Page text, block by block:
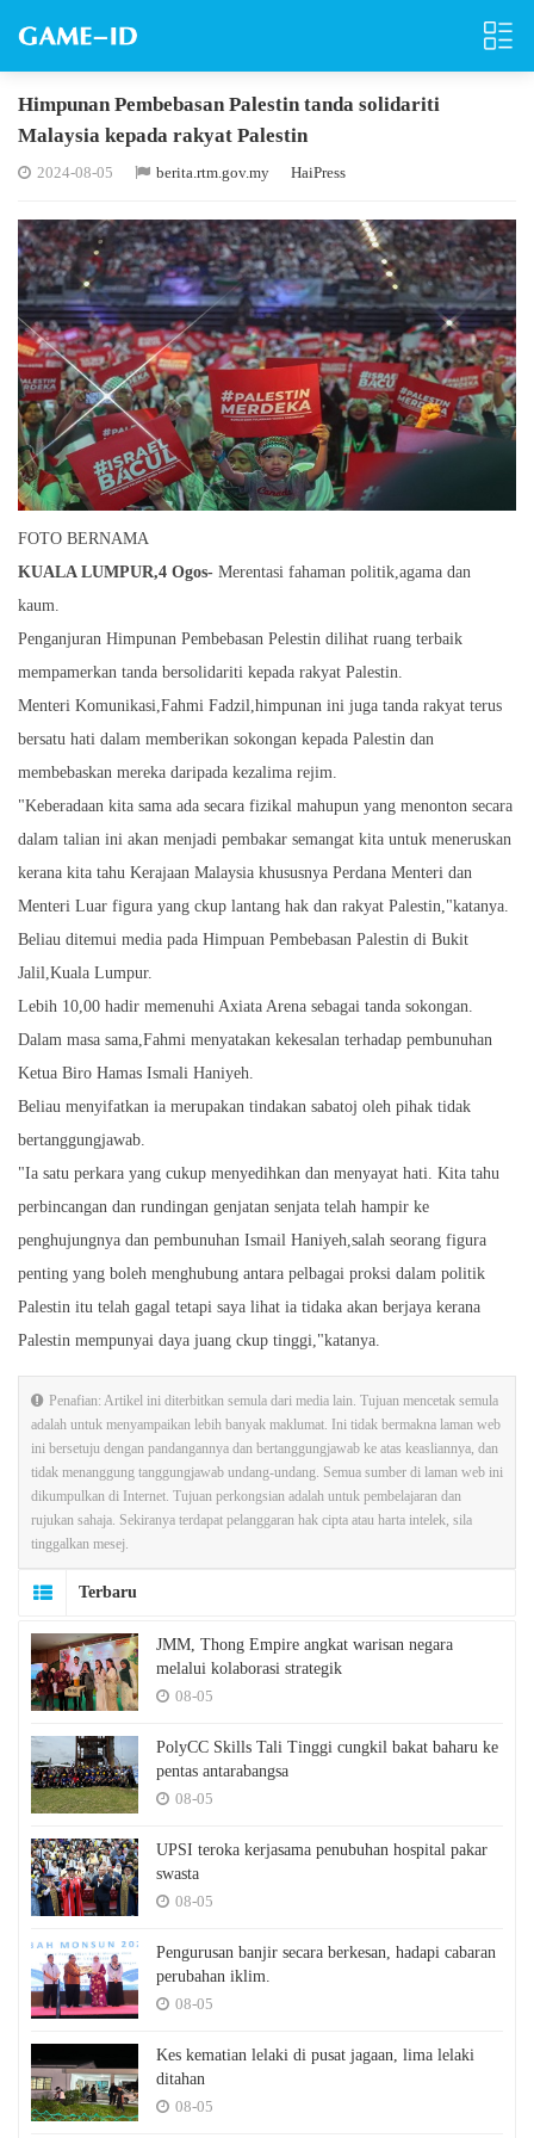
Himpunan Pembebasan Palestin tanda solidariti
Malaysia kepada rakyat Palestin
2024-08-05 berita.rtm.gov.my HaiPress
FOTO BERNAMA
KUALA LUMPUR,4 Ogos- Merentasi fahaman politik,agama dan
kaum.
Penganjuran Himpunan Pembebasan Pelestin dilihat ruang terbaik
mempamerkan tanda bersolidariti kepada rakyat Palestin.
Menteri Komunikasi,Fahmi Fadzil,himpunan ini juga tanda rakyat terus
bersatu hati dalam memberikan sokongan kepada Palestin dan
membebaskan mereka daripada kezalima rejim.
"Keberadaan kita sama ada secara fizikal mahupun yang menonton secara
dalam talian ini akan menjadi pembakar semangat kita untuk meneruskan
kerana kita tahu Kerajaan Malaysia khususnya Perdana Menteri dan
Menteri Luar figura yang ckup lantang hak dan rakyat Palestin,"katanya.
Beliau ditemui media pada Himpuan Pembebasan Palestin di Bukit
Jalil,Kuala Lumpur.
Lebih 10,00 hadir memenuhi Axiata Arena sebagai tanda sokongan.
Dalam masa sama,Fahmi menyatakan kekesalan terhadap pembunuhan
Ketua Biro Hamas Ismali Haniyeh.
Beliau menyifatkan ia merupakan tindakan sabatoj oleh pihak tidak
bertanggungjawab.
"Ia satu perkara yang cukup menyedihkan dan menyayat hati. Kita tahu
perbincangan dan rundingan genjatan senjata telah hampir ke
penghujungnya dan pembunuhan Ismail Haniyeh,salah seorang figura
penting yang boleh menghubung antara pelbagai proksi dalam politik
Palestin itu telah gagal tetapi saya lihat ia tidaka akan berjaya kerana
Palestin mempunyai daya juang ckup tinggi,"katanya.
Penafian: Artikel ini diterbitkan semula dari media lain. Tujuan mencetak semula
adalah untuk menyampaikan lebih banyak maklumat. Ini tidak bermakna laman web
ini bersetuju dengan pandangannya dan bertanggungjawab ke atas keasliannya, dan
tidak menanggung tanggungjawab undang-undang. Semua sumber di laman web ini
dikumpulkan di Internet. Tujuan perkongsian adalah untuk pembelajaran dan
rujukan sahaja. Sekiranya terdapat pelanggaran hak cipta atau harta intelek, sila
tinggalkan mesej.
Terbaru
JMM, Thong Empire angkat warisan negara
melalui kolaborasi strategik
08-05
PolyCC Skills Tali Tinggi cungkil bakat baharu ke
pentas antarabangsa
08-05
UPSI teroka kerjasama penubuhan hospital pakar
swasta
08-05
Pengurusan banjir secara berkesan, hadapi cabaran
perubahan iklim.
08-05
Kes kematian lelaki di pusat jagaan, lima lelaki
ditahan
08-05